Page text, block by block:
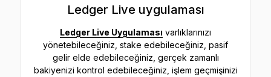
Ledger Live uygulaması
Ledger Live Uygulaması varlıklarınızı
yönetebileceğiniz, stake edebileceğiniz, pasif
gelir elde edebileceğiniz, gerçek zamanlı
bakiyenizi kontrol edebileceğiniz, işlem geçmişinizi